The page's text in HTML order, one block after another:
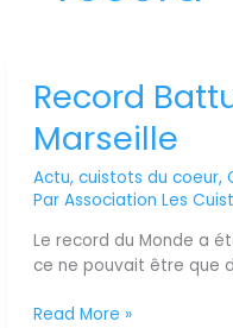
Record
Marseille
Actu, cuistots du coeur,
Par Association Les
Le record du Monde a
ce ne pouvait être que
Record
Battu
sur
made
in
Marseille
Read More »